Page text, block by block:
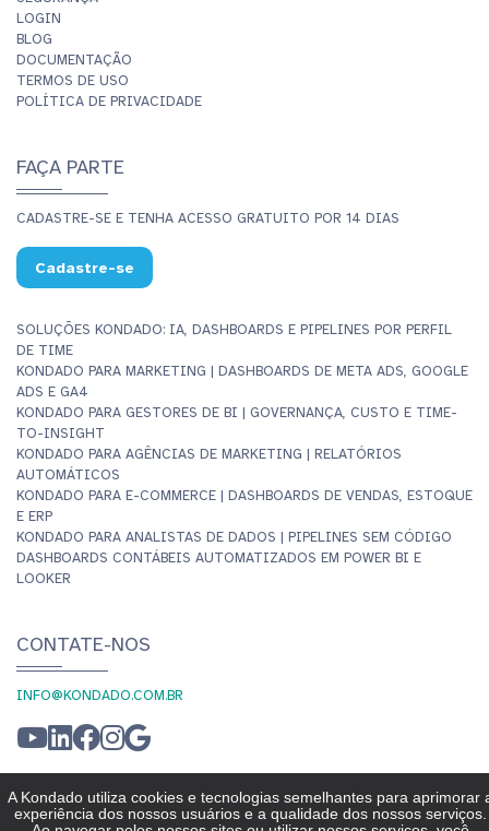
LOGIN
BLOG
DOCUMENTAÇÃO
TERMOS DE USO
POLÍTICA DE PRIVACIDADE
FAÇA PARTE
CADASTRE-SE E TENHA ACESSO GRATUITO POR 14 DIAS
Cadastre-se
SOLUÇÕES KONDADO: IA, DASHBOARDS E PIPELINES POR PERFIL
DE TIME
KONDADO PARA MARKETING | DASHBOARDS DE META ADS, GOOGLE
ADS E GA4
KONDADO PARA GESTORES DE BI | GOVERNANÇA, CUSTO E TIME-
TO-INSIGHT
KONDADO PARA AGÊNCIAS DE MARKETING | RELATÓRIOS
AUTOMÁTICOS
KONDADO PARA E-COMMERCE | DASHBOARDS DE VENDAS, ESTOQUE
E ERP
KONDADO PARA ANALISTAS DE DADOS | PIPELINES SEM CÓDIGO
DASHBOARDS CONTÁBEIS AUTOMATIZADOS EM POWER BI E
LOOKER
CONTATE-NOS
INFO@KONDADO.COM.BR